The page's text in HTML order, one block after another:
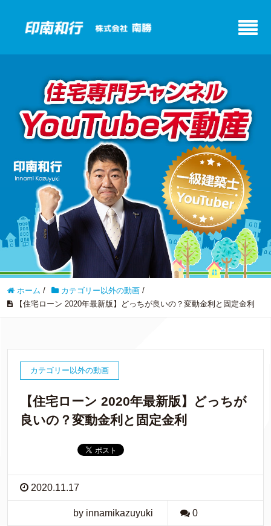
ホーム / カテゴリー以外の動画 /
【住宅ローン 2020年最新版】どっちが良いの？変動金利と固定金利
カテゴリー以外の動画
【住宅ローン 2020年最新版】どっちが
良いの？変動金利と固定金利
2020.11.17
by innamikazuyuki 0